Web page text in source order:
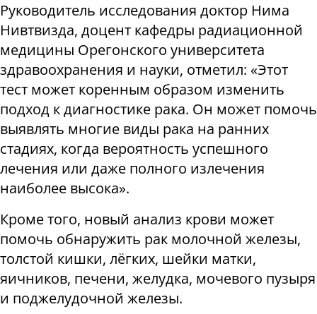
Руководитель исследования доктор Нима
Нивтвизда, доцент кафедры радиационной
медицины Орегонского университета
здравоохранения и науки, отметил: «Этот
тест может коренным образом изменить
подход к диагностике рака. Он может помочь
выявлять многие виды рака на ранних
стадиях, когда вероятность успешного
лечения или даже полного излечения
наиболее высока».
Кроме того, новый анализ крови может
помочь обнаружить рак молочной железы,
толстой кишки, лёгких, шейки матки,
яичников, печени, желудка, мочевого пузыря
и поджелудочной железы.